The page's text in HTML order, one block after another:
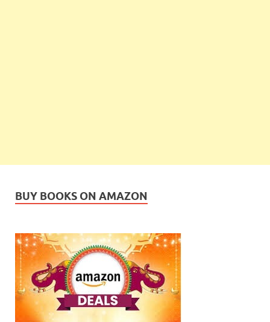
BUY BOOKS ON AMAZON